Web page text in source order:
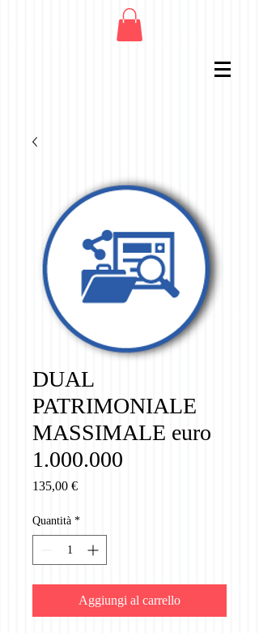
DUAL
PATRIMONIALE
MASSIMALE euro
1.000.000
135,00 €Prezzo
Quantità *
Aggiungi al carrello